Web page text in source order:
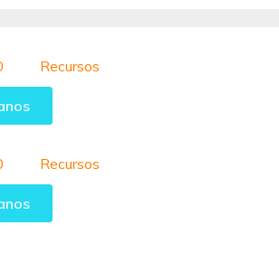
Recursos
Recursos